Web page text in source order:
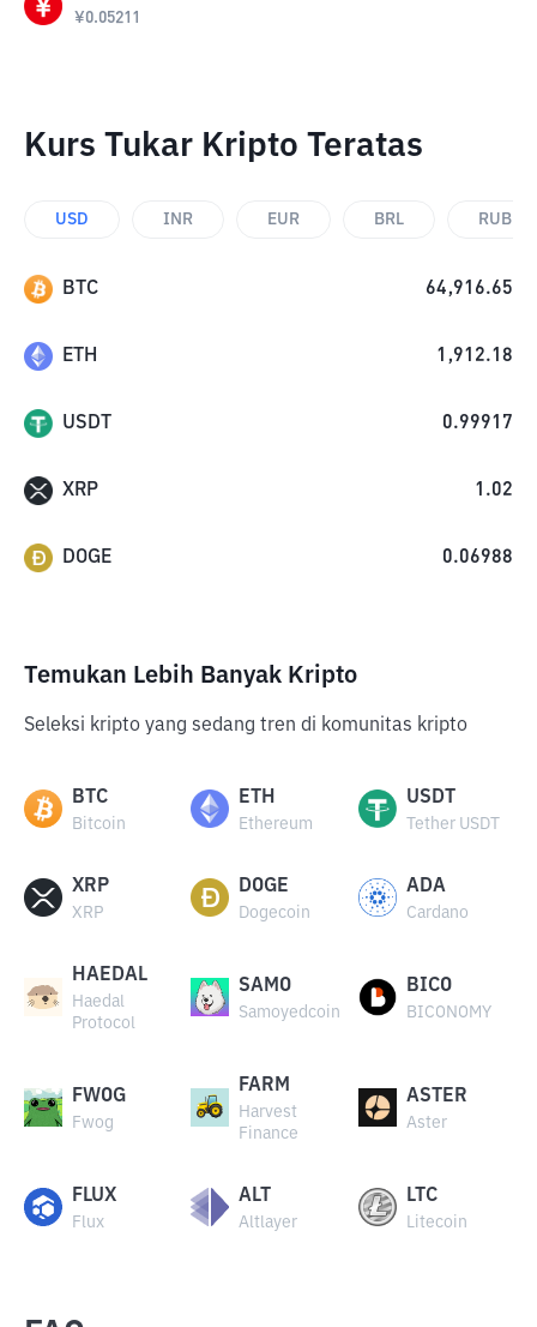
¥0.05211
Kurs Tukar Kripto Teratas
USD INR EUR BRL RUB
BTC 64,916.65
ETH 1,912.18
USDT 0.99917
XRP 1.02
DOGE 0.06988
Temukan Lebih Banyak Kripto
Seleksi kripto yang sedang tren di komunitas kripto
BTC
Bitcoin
ETH
Ethereum
USDT
Tether USDT
XRP
XRP
DOGE
Dogecoin
ADA
Cardano
HAEDAL
Haedal
Protocol
SAMO
Samoyedcoin
BICO
BICONOMY
FWOG
Fwog
FARM
Harvest
Finance
ASTER
Aster
FLUX
Flux
ALT
Altlayer
LTC
Litecoin